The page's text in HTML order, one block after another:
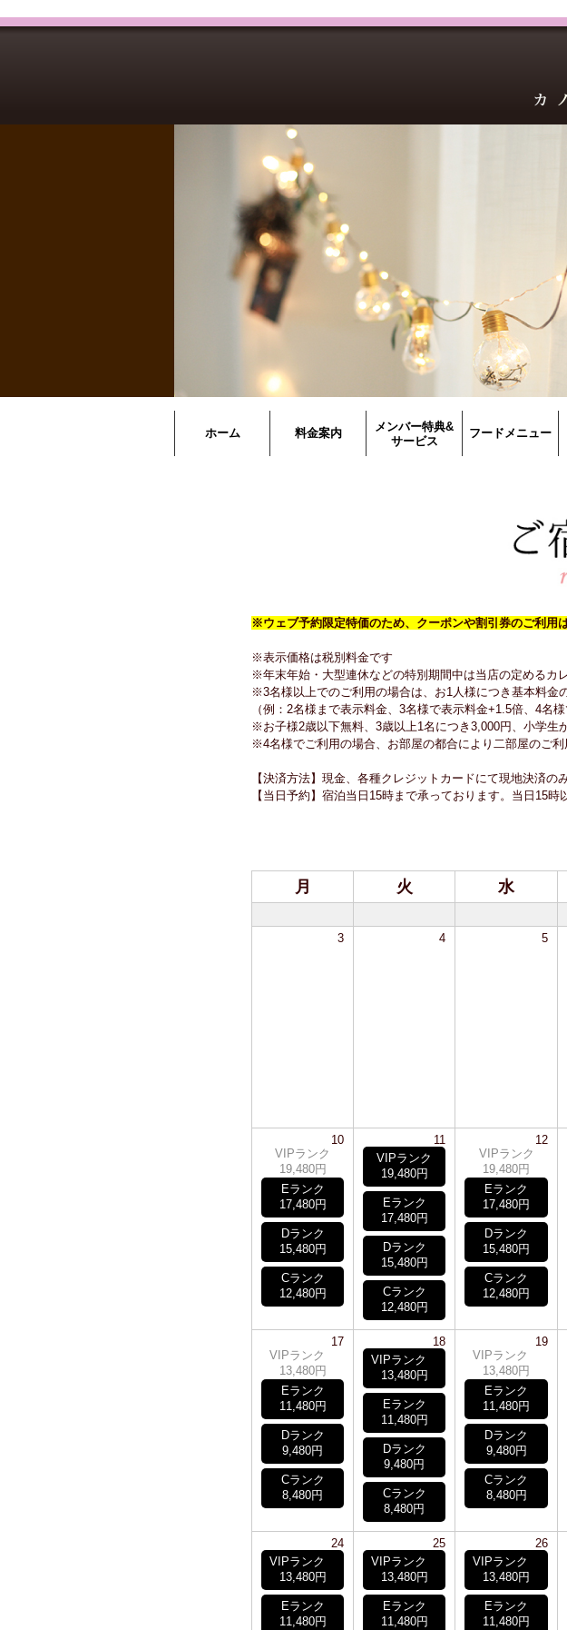
ホーム 料金案内
メンバー特典&
サービス
フードメニュー
※ウェブ予約限定特価のため、クーポンや割引券のご利用
※表示価格は税別料金です
※年末年始・大型連休などの特別期間中は当店の定めるカ
※3名様以上でのご利用の場合は、お1人様につき基本料金
（例：2名様まで表示料金、3名様で表示料金+1.5倍、4名様
※お子様2歳以下無料、3歳以上1名につき3,000円、小学生
※4名様でご利用の場合、お部屋の都合により二部屋のご
【決済方法】現金、各種クレジットカードにて現地決済の
【当日予約】宿泊当日15時まで承っております。当日15
月 火 水
3
4 5
10
VIPランク
19,480円
Eランク
17,480円
Dランク
15,480円
Cランク
12,480円
11
VIPランク
19,480円
Eランク
17,480円
Dランク
15,480円
Cランク
12,480円
12
VIPランク
19,480円
Eランク
17,480円
Dランク
15,480円
Cランク
12,480円
17
VIPランク
13,480円
Eランク
11,480円
Dランク
9,480円
Cランク
8,480円
18
VIPランク
13,480円
Eランク
11,480円
Dランク
9,480円
Cランク
8,480円
19
VIPランク
13,480円
Eランク
11,480円
Dランク
9,480円
Cランク
8,480円
24
VIPランク
13,480円
Eランク
11,480円
25
VIPランク
13,480円
Eランク
11,480円
26
VIPランク
13,480円
Eランク
11,480円